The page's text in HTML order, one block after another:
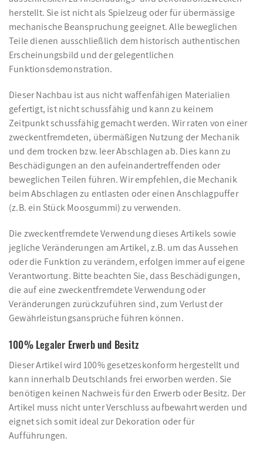
herstellt. Sie ist nicht als Spielzeug oder für übermässige
mechanische Beanspruchung geeignet. Alle beweglichen
Teile dienen ausschließlich dem historisch authentischen
Erscheinungsbild und der gelegentlichen
Funktionsdemonstration.
Dieser Nachbau ist aus nicht waffenfähigen Materialien
gefertigt, ist nicht schussfähig und kann zu keinem
Zeitpunkt schussfähig gemacht werden. Wir raten von einer
zweckentfremdeten, übermäßigen Nutzung der Mechanik
und dem trocken bzw. leer Abschlagen ab. Dies kann zu
Beschädigungen an den aufeinandertreffenden oder
beweglichen Teilen führen. Wir empfehlen, die Mechanik
beim Abschlagen zu entlasten oder einen Anschlagpuffer
(z.B. ein Stück Moosgummi) zu verwenden.
Die zweckentfremdete Verwendung dieses Artikels sowie
jegliche Veränderungen am Artikel, z.B. um das Aussehen
oder die Funktion zu verändern, erfolgen immer auf eigene
Verantwortung. Bitte beachten Sie, dass Beschädigungen,
die auf eine zweckentfremdete Verwendung oder
Veränderungen zurückzuführen sind, zum Verlust der
Gewährleistungsansprüche führen können.
100% Legaler Erwerb und Besitz
Dieser Artikel wird 100% gesetzeskonform hergestellt und
kann innerhalb Deutschlands frei erworben werden. Sie
benötigen keinen Nachweis für den Erwerb oder Besitz. Der
Artikel muss nicht unter Verschluss aufbewahrt werden und
eignet sich somit ideal zur Dekoration oder für
Aufführungen.